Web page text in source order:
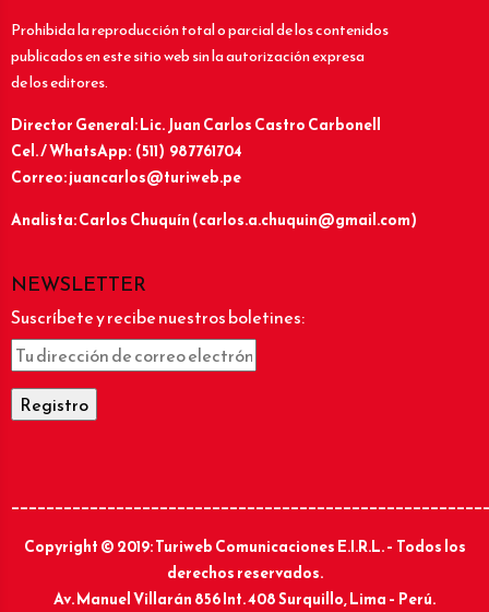
Prohibida la reproducción total o parcial de los contenidos
publicados en este sitio web sin la autorización expresa
de los editores.
Director General: Lic.Juan Carlos Castro Carbonell
Cel. / WhatsApp: (511) 987761704
Correo: juancarlos@turiweb.pe
Analista: Carlos Chuquín (carlos.a.chuquin@gmail.com)
NEWSLETTER
Suscríbete y recibe nuestros boletines:
Copyright © 2019: Turiweb Comunicaciones E.I.R.L. – Todos los
derechos reservados.
Av. Manuel Villarán 856 Int. 408 Surquillo, Lima – Perú.